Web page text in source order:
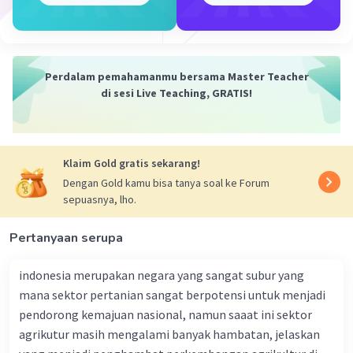
menyebabkan terjadinya erosi dan
sedimentasi, yang dapat mengganggu
tanah dapat berdampak negatif pada
lingkungan. Misalnya, pencemaran air
perairan, yang dapat mengganggu
kelangsungan hidup biota air.
Berikut adalah beberapa wujud perubahan
kelestarian lingkungan yang dapat terjadi akibat
perubahan kondisi hidrologi dan kondisi biologi:
Kerusakan ekosistem:
Perubahan kondisi
hidrologi dan kondisi biologi dapat
menyebabkan kerusakan ekosistem, baik
ekosistem perairan, ekosistem darat,
maupun ekosistem pesisir. Misalnya,
Perdalam pemahamanmu bersama Master Teacher
di sesi Live Teaching, GRATIS!
Klaim Gold gratis sekarang!
Dengan Gold kamu bisa tanya soal ke Forum
sepuasnya, lho.
Pertanyaan serupa
indonesia merupakan negara yang sangat subur yang
mana sektor pertanian sangat berpotensi untuk menjadi
pendorong kemajuan nasional, namun saaat ini sektor
agrikutur masih mengalami banyak hambatan, jelaskan